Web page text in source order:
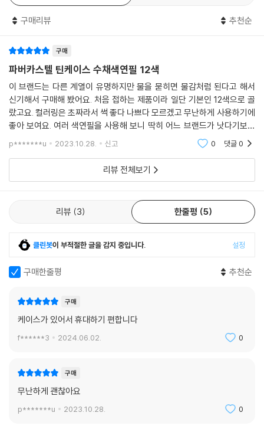
구매리뷰 추천순
구매
파버카스텔 틴케이스 수채색연필 12색
이 브랜드는 다른 계열이 유명하지만 물을 묻히면 물감처럼 된다고 해서
신기해서 구매해 봤어요. 처음 접하는 제품이라 일단 기본인 12색으로 골
랐고요. 컬러링은 초짜라서 썩 좋다 나쁘다 모르겠고 무난하게 사용하기에
좋아 보여요. 여러 색연필을 사용해 보니 딱히 어느 브랜드가 낫다기보다
칠하는 종이 재질이나 그림 패턴이 색연필 선택에 더 중요했거든요. 어쨌
든 색상도
p*******u 2023.10.28. 신고 0 댓글0
리뷰 전체보기
리뷰 3 한줄평 5
클린봇이 부적절한 글을 감지 중입니다. 설정
구매한줄평 추천순
구매
케이스가 있어서 휴대하기 편합니다
f******3 2024.06.02. 0
구매
무난하게 괜찮아요
p*******u 2023.10.28. 0